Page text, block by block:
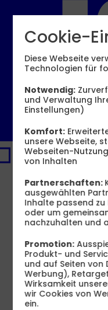
6 GB
6,99 €
12
72
€
100
statt50MBit/s
3
X
10
GRATIS
13,
Cookie-
Diese Webseite
Technologien für
Notwendig:
und Verwaltung
Einstellungen)
Komfort:
unsere Webseite,
Webseiten-
von Inhalten
Partnerschaften:
ausgewählten
Inhalte passend zu
oder um
nachzuhalten und
Promotion:
Produkt- und
und auf Seiten
Werbung),
Wirksamkeit
wir Cookies von
ein.